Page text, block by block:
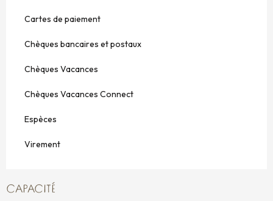
Cartes de paiement
Chèques bancaires et postaux
Chèques Vacances
Chèques Vacances Connect
Espèces
Virement
CAPACITÉ